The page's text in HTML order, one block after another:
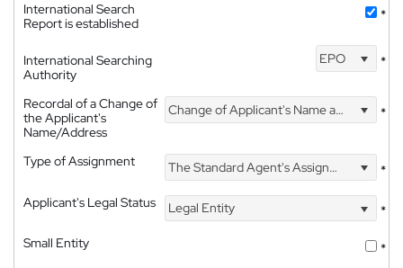
International Search
Report is established
*
International Searching
Authority
EPO *
Recordal of a Change of
the Applicant's
Name/Address
Change of Applicant's Name and Address *
Type of Assignment The Standard Agent's Assignment
*
Applicant's Legal Status
Legal Entity
*
Small Entity
*